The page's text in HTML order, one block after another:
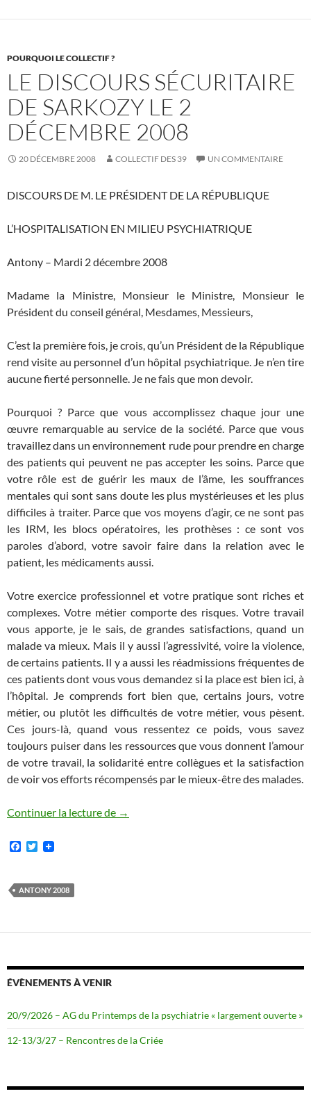
POURQUOI LE COLLECTIF ?
LE DISCOURS SÉCURITAIRE
DE SARKOZY LE 2
DÉCEMBRE 2008
20 DÉCEMBRE 2008 COLLECTIF DES 39 UN COMMENTAIRE
DISCOURS DE M. LE PRÉSIDENT DE LA RÉPUBLIQUE
L’HOSPITALISATION EN MILIEU PSYCHIATRIQUE
Antony – Mardi 2 décembre 2008
Madame la Ministre, Monsieur le Ministre, Monsieur le
Président du conseil général, Mesdames, Messieurs,
C’est la première fois, je crois, qu’un Président de la République
rend visite au personnel d’un hôpital psychiatrique. Je n’en tire
aucune fierté personnelle. Je ne fais que mon devoir.
Pourquoi ? Parce que vous accomplissez chaque jour une
œuvre remarquable au service de la société. Parce que vous
travaillez dans un environnement rude pour prendre en charge
des patients qui peuvent ne pas accepter les soins. Parce que
votre rôle est de guérir les maux de l’âme, les souffrances
mentales qui sont sans doute les plus mystérieuses et les plus
difficiles à traiter. Parce que vos moyens d’agir, ce ne sont pas
les IRM, les blocs opératoires, les prothèses : ce sont vos
paroles d’abord, votre savoir faire dans la relation avec le
patient, les médicaments aussi.
Votre exercice professionnel et votre pratique sont riches et
complexes. Votre métier comporte des risques. Votre travail
vous apporte, je le sais, de grandes satisfactions, quand un
malade va mieux. Mais il y aussi l’agressivité, voire la violence,
de certains patients. Il y a aussi les réadmissions fréquentes de
ces patients dont vous vous demandez si la place est bien ici, à
l’hôpital. Je comprends fort bien que, certains jours, votre
métier, ou plutôt les difficultés de votre métier, vous pèsent.
Ces jours-là, quand vous ressentez ce poids, vous savez
toujours puiser dans les ressources que vous donnent l’amour
de votre travail, la solidarité entre collègues et la satisfaction
de voir vos efforts récompensés par le mieux-être des malades.
Continuer la lecture de Le discours sécuritaire de Sarkozy le 2
→
F
b
o
T
t
e
ANTONY 2008
ÉVÈNEMENTS À VENIR
20/9/2026 – AG du Printemps de la psychiatrie « largement ouverte »
12-13/3/27 – Rencontres de la Criée